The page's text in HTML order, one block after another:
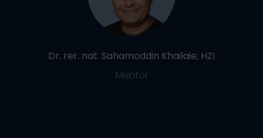
Dr. rer. nat. Sahamoddin Khailaie, HZI
Mentor